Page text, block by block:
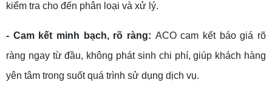
kiểm tra cho đến phân loại và xử lý.
- Cam kết minh bạch, rõ ràng: ACO cam kết báo giá rõ
ràng ngay từ đầu, không phát sinh chi phí, giúp khách hàng
yên tâm trong suốt quá trình sử dụng dịch vụ.